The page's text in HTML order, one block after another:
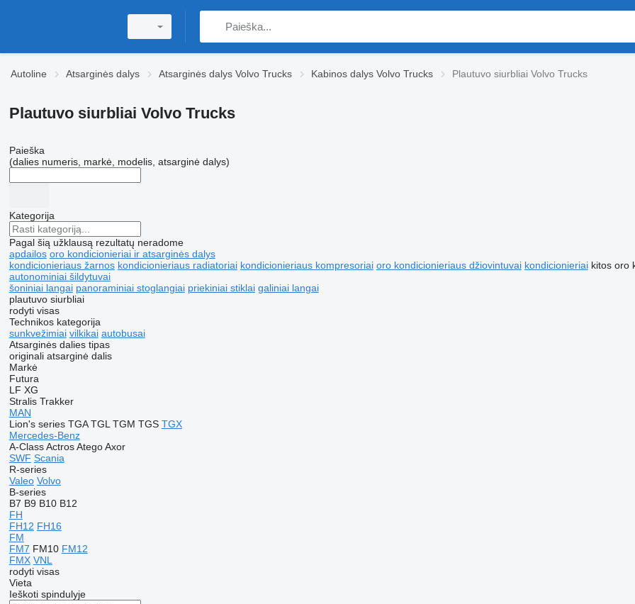
Autoline Atsarginės dalys Atsarginės dalys Volvo Trucks Kabinos dalys Volvo Trucks Plautuvo siurbliai Volvo Trucks
Plautuvo siurbliai Volvo Trucks
Paieška
(dalies numeris, markė, modelis, atsarginė dalys)
Kategorija
Pagal šią užklausą rezultatų neradome
apdailos oro kondicionieriai ir atsarginės dalys
kondicionieriaus žarnos kondicionieriaus radiatoriai kondicionieriaus kompresoriai oro kondicionieriaus džiovintuvai kondicionieriai kitos oro
autonominiai šildytuvai
šoniniai langai panoraminiai stoglangiai priekiniai stiklai galiniai langai
plautuvo siurbliai
rodyti visas
Technikos kategorija
sunkvežimiai vilkikai autobusai
Atsarginės dalies tipas
originali atsarginė dalis
Markė
Futura
LF XG
Stralis Trakker
MAN
Lion's series TGA TGL TGM TGS TGX
Mercedes-Benz
A-Class Actros Atego Axor
SWF Scania
R-series
Valeo Volvo
B-series
B7 B9 B10 B12
FH
FH12 FH16
FM
FM7 FM10 FM12
FMX VNL
rodyti visas
Vieta
Ieškoti spindulyje